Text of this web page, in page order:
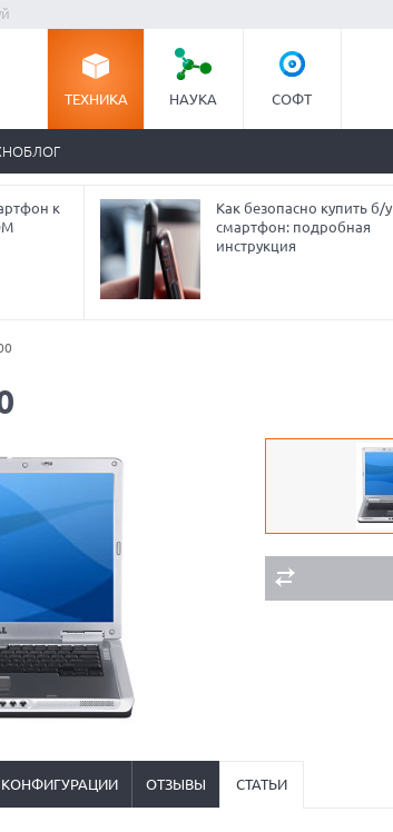
ТЕХНИКА НАУКА СОФТ
к
Как безопасно купить б/у
смартфон: подробная
инструкция
КОНФИГУРАЦИИ ОТЗЫВЫ СТАТЬИ